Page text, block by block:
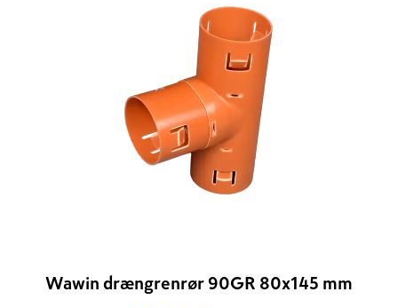
Wawin drængrenrør 90GR 80x145 mm